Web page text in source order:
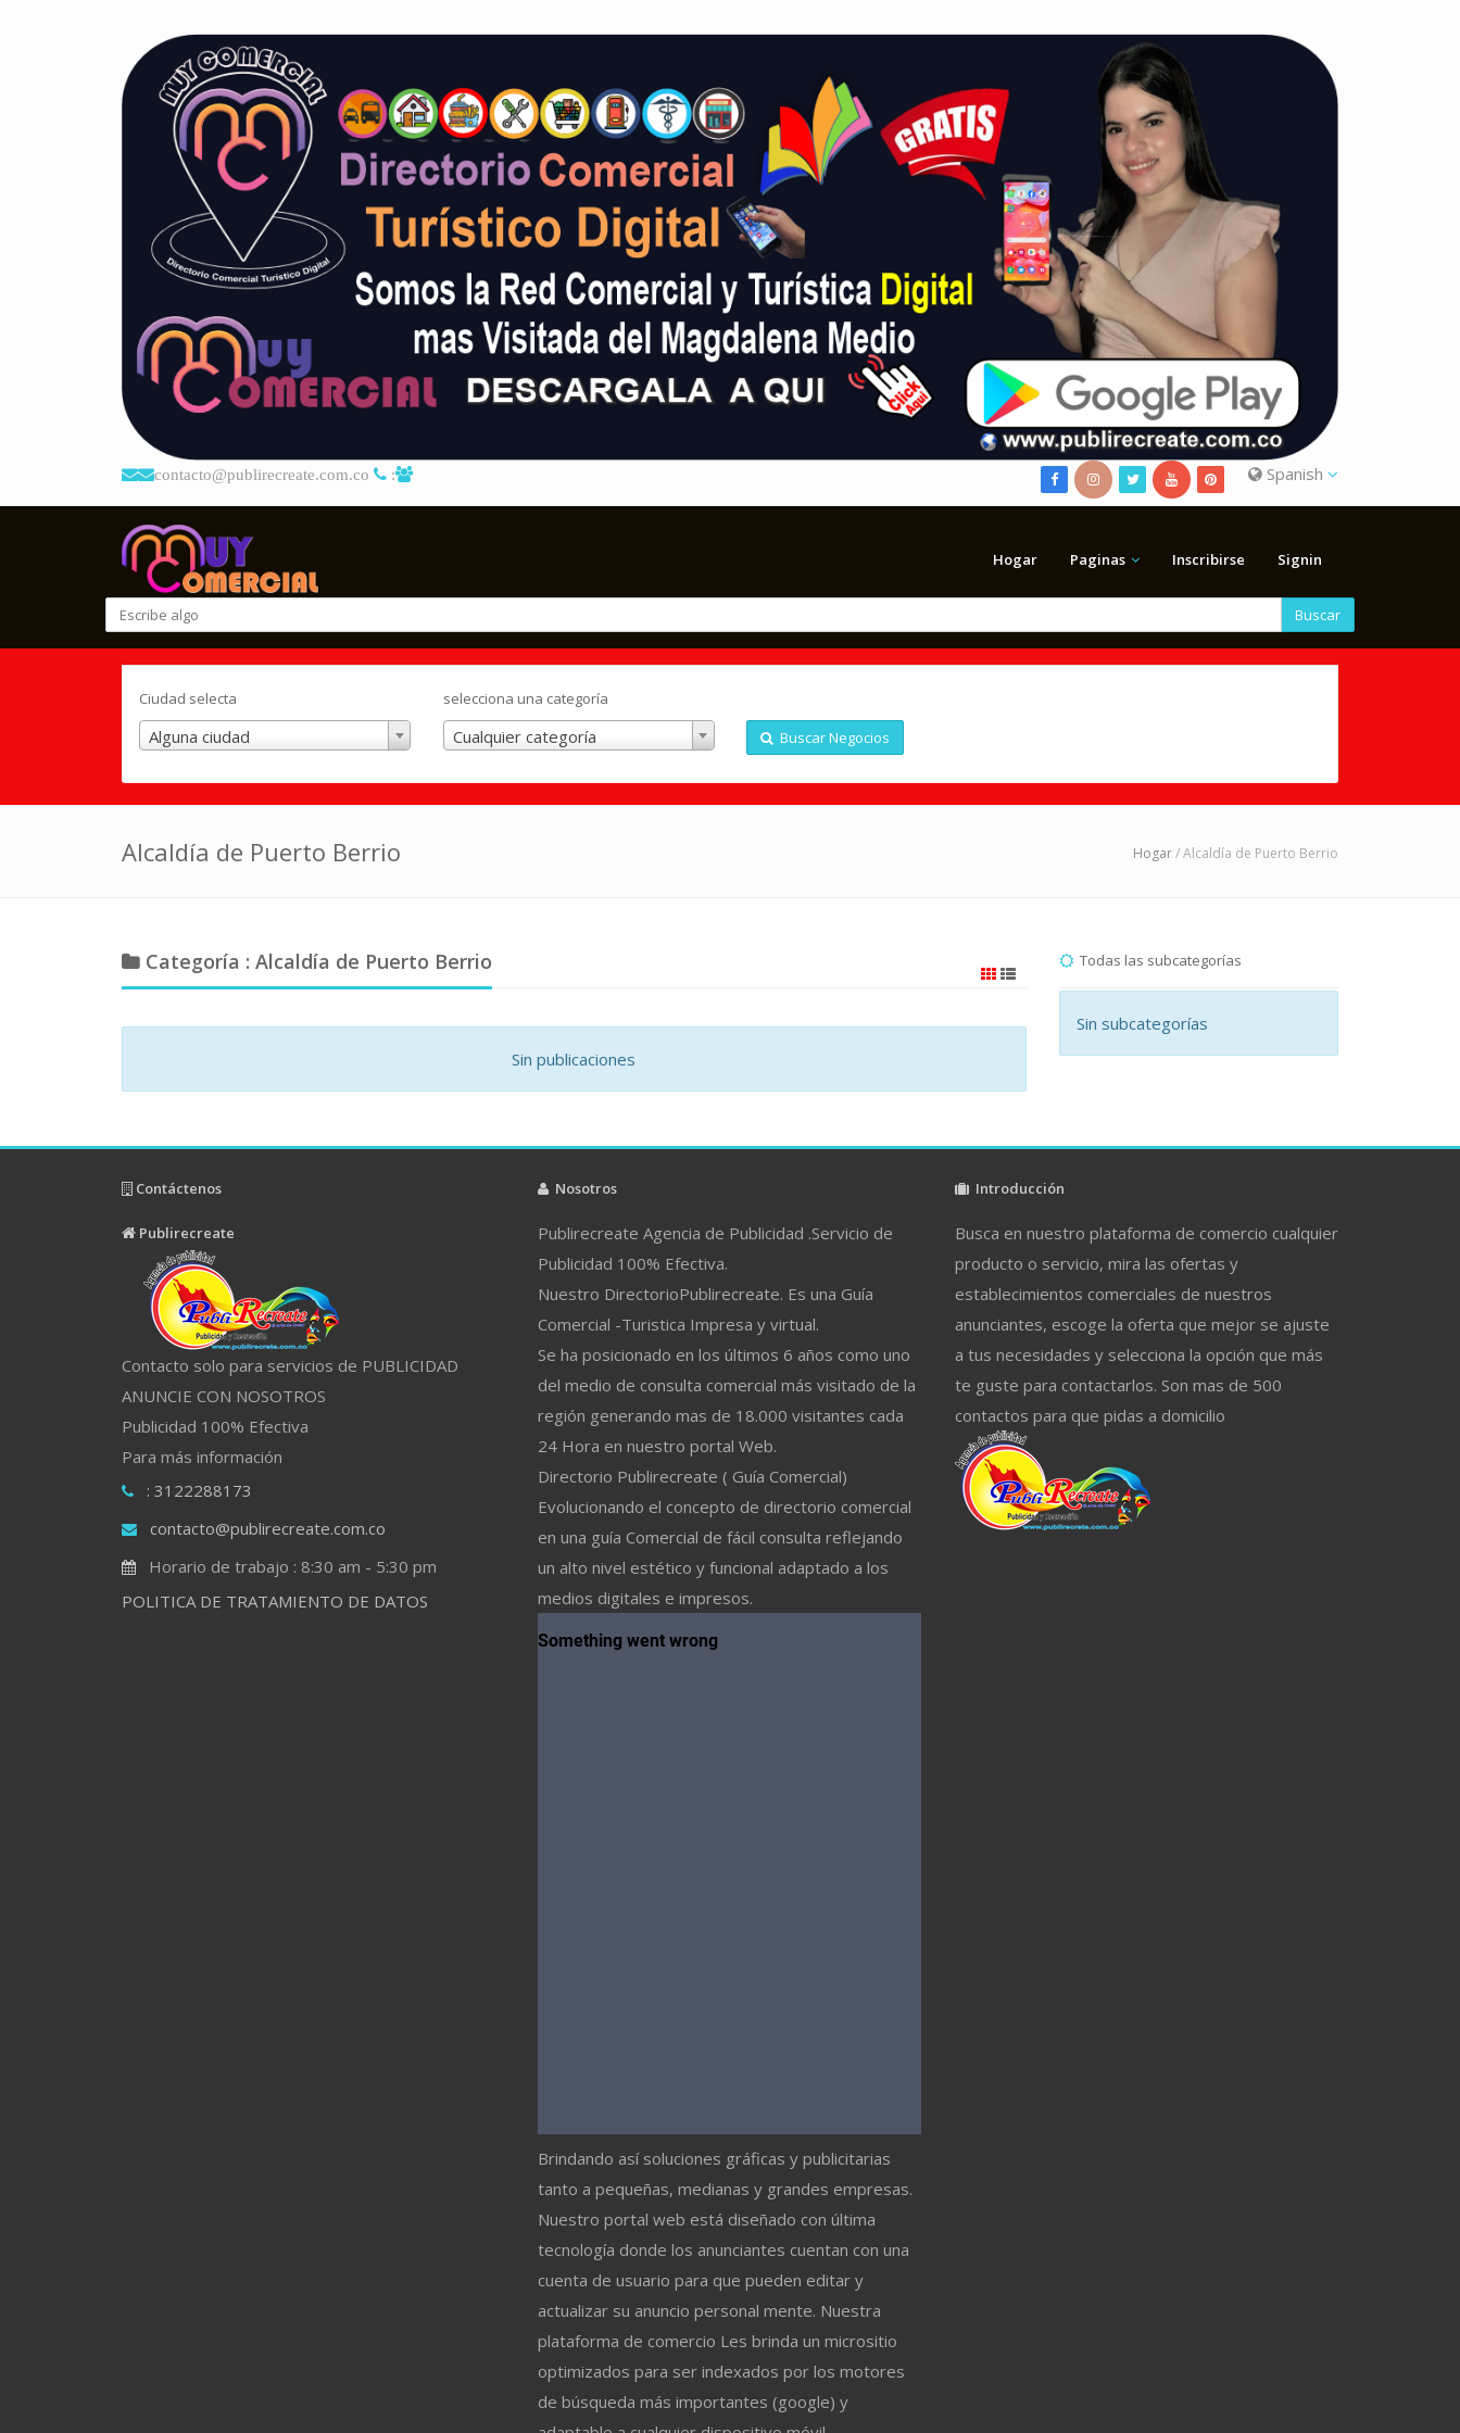
contacto@publirecreate.com.co : Spanish
Hogar Paginas Inscribirse Signin
Buscar
Ciudad selecta
Alguna ciudad
selecciona una categoría
Cualquier categoría Buscar Negocios
Alcaldía de Puerto Berrio Hogar/ Alcaldía de Puerto Berrio
Categoría : Alcaldía de Puerto Berrio
Sin publicaciones
Todas las subcategorías
Sin subcategorías
Contáctenos
Publirecreate
Contacto solo para servicios de PUBLICIDAD
ANUNCIE CON NOSOTROS
Publicidad 100% Efectiva
Para más información
: 3122288173
contacto@publirecreate.com.co
Horario de trabajo : 8:30 am - 5:30 pm
POLITICA DE TRATAMIENTO DE DATOS
Nosotros
Publirecreate Agencia de Publicidad .Servicio de
Publicidad 100% Efectiva.
Nuestro DirectorioPublirecreate. Es una Guía
Comercial -Turistica Impresa y virtual.
Se ha posicionado en los últimos 6 años como uno
del medio de consulta comercial más visitado de la
región generando mas de 18.000 visitantes cada
24 Hora en nuestro portal Web.
Directorio Publirecreate ( Guía Comercial)
Evolucionando el concepto de directorio comercial
en una guía Comercial de fácil consulta reflejando
un alto nivel estético y funcional adaptado a los
medios digitales e impresos.
Brindando así soluciones gráficas y publicitarias
tanto a pequeñas, medianas y grandes empresas.
Nuestro portal web está diseñado con última
tecnología donde los anunciantes cuentan con una
cuenta de usuario para que pueden editar y
actualizar su anuncio personal mente. Nuestra
plataforma de comercio Les brinda un micrositio
optimizados para ser indexados por los motores
de búsqueda más importantes (google) y
Introducción
Busca en nuestro plataforma de comercio cualquier
producto o servicio, mira las ofertas y
establecimientos comerciales de nuestros
anunciantes, escoge la oferta que mejor se ajuste
a tus necesidades y selecciona la opción que más
te guste para contactarlos. Son mas de 500
contactos para que pidas a domicilio